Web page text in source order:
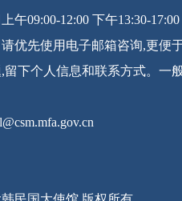
午09:00-12:00 下午13:30-17:00
优先使用电子邮箱咨询,更便
下个人信息和联系方式。一